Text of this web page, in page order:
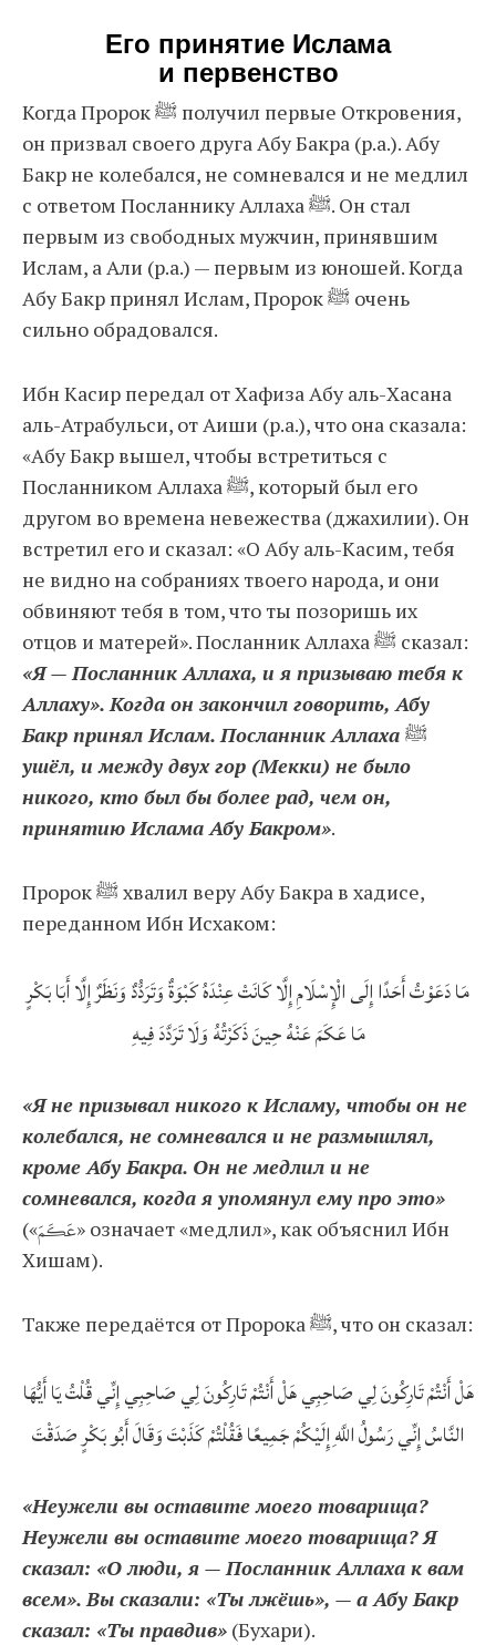
Его принятие Ислама
и первенство
Когда Пророк ﷺ получил первые Откровения,
он призвал своего друга Абу Бакра (р.а.). Абу
Бакр не колебался, не сомневался и не медлил
с ответом Посланнику Аллаха ﷺ. Он стал
первым из свободных мужчин, принявшим
Ислам, а Али (р.а.) — первым из юношей. Когда
Абу Бакр принял Ислам, Пророк ﷺ очень
сильно обрадовался.
Ибн Касир передал от Хафиза Абу аль-Хасана
аль-Атрабульси, от Аиши (р.а.), что она сказала:
«Абу Бакр вышел, чтобы встретиться с
Посланником Аллаха ﷺ, который был его
другом во времена невежества (джахилии). Он
встретил его и сказал: «О Абу аль-Касим, тебя
не видно на собраниях твоего народа, и они
обвиняют тебя в том, что ты позоришь их
отцов и матерей». Посланник Аллаха ﷺ сказал:
«Я — Посланник Аллаха, и я призываю тебя к
Аллаху». Когда он закончил говорить, Абу
Бакр принял Ислам. Посланник Аллаха ﷺ
ушёл, и между двух гор (Мекки) не было
никого, кто был бы более рад, чем он,
принятию Ислама Абу Бакром».
Пророк ﷺ хвалил веру Абу Бакра в хадисе,
переданном Ибн Исхаком:
مَا دَعَوْتُ أَحَدًا إِلَى الْإِسْلَامِ إِلَّا كَانَتْ عِنْدَهُ كَبْوَةٌ وَتَرَدُّدٌ وَنَظَرٌ إِلَّا أَبَا بَكْرٍ
مَا عَكَمَ عَنْهُ حِينَ ذَكَرْتُهُ وَلَا تَرَدَّدَ فِيهِ
«Я не призывал никого к Исламу, чтобы он не
колебался, не сомневался и не размышлял,
кроме Абу Бакра. Он не медлил и не
сомневался, когда я упомянул ему про это»
(«عَكَمَ» означает «медлил», как объяснил Ибн
Хишам).
Также передаётся от Пророка ﷺ, что он сказал:
هَلْ أَنْتُمْ تَارِكُونَ لِي صَاحِبِي هَلْ أَنْتُمْ تَارِكُونَ لِي صَاحِبِي إِنِّي قُلْتُ يَا أَيُّهَا
النَّاسُ إِنِّي رَسُولُ اللَّهِ إِلَيْكُمْ جَمِيعًا فَقُلْتُمْ كَذَبْتَ وَقَالَ أَبُو بَكْرٍ صَدَقْتَ
«Неужели вы оставите моего товарища?
Неужели вы оставите моего товарища? Я
сказал: «О люди, я — Посланник Аллаха к вам
всем». Вы сказали: «Ты лжёшь», — а Абу Бакр
сказал: «Ты правдив» (Бухари).